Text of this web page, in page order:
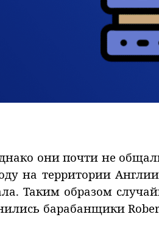
они почти не
на территории
Таким образом
барабанщики